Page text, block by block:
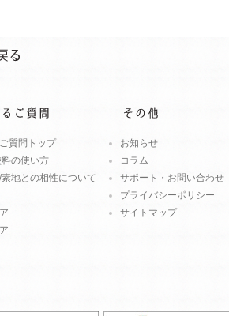
質問トップ
の使い方
地との相性について
お知らせ
コラム
サポート・お問い合わせ
プライバシーポリシー
サイトマップ